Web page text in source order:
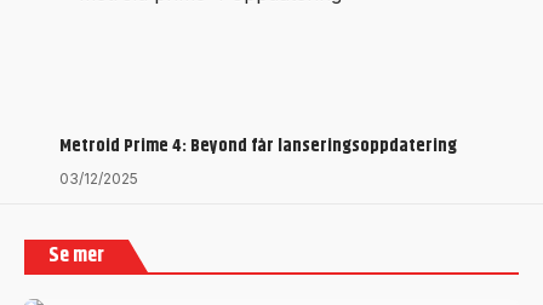
Metroid Prime 4: Beyond får lanseringsoppdatering
03/12/2025
Se mer